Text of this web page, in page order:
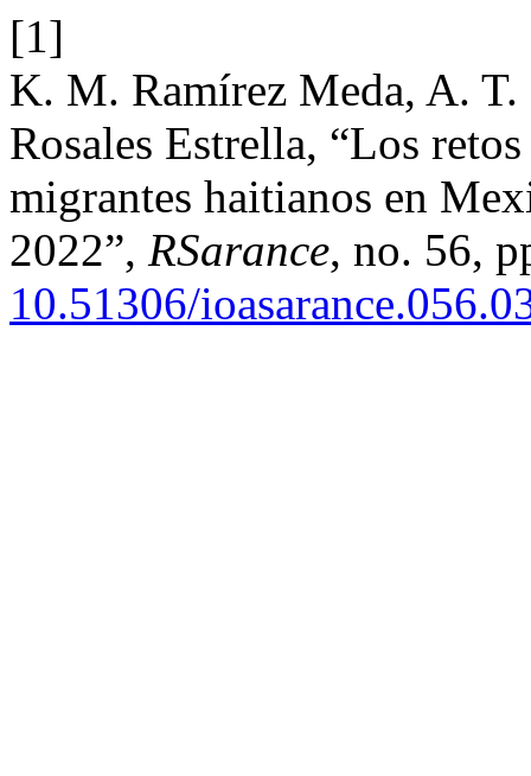
[1]
K. M. Ramírez Meda, A.
Rosales Estrella, “Los
migrantes haitianos en
2022”, RSarance, no. 56,
10.51306/